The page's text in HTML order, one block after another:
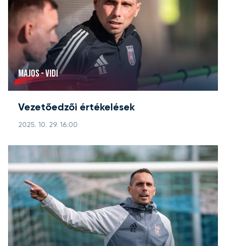
MAJOS - VIDI
Vezetőedzői értékelések
2025. 10. 29. 16:00